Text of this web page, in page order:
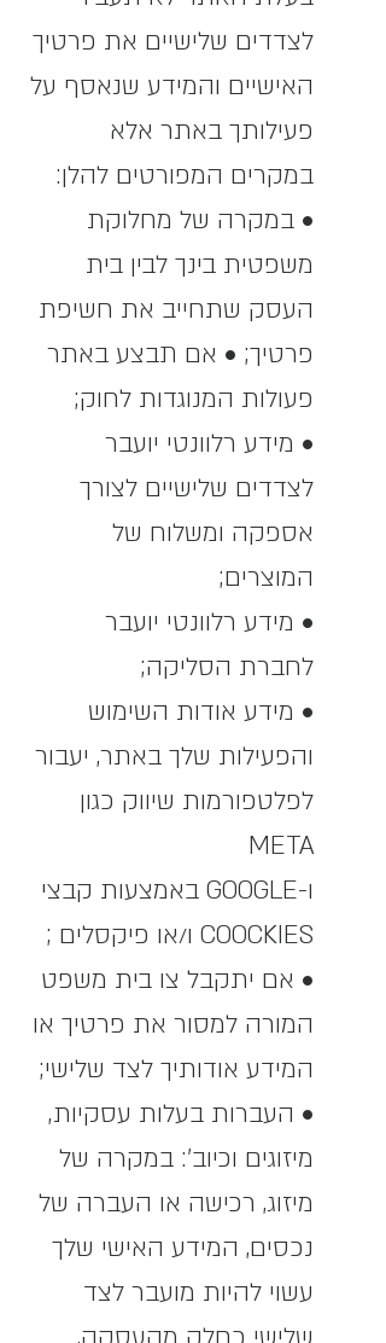
לצדדים שלישיים את פרטיך
האישיים והמידע שנאסף על
פעילותך באתר אלא
במקרים המפורטים להלן:
• במקרה של מחלוקת
משפטית בינך לבין בית
העסק שתחייב את חשיפת
פרטיך; • אם תבצע באתר
פעולות המנוגדות לחוק;
• מידע רלוונטי יועבר
לצדדים שלישיים לצורך
אספקה ומשלוח של
המוצרים;
• מידע רלוונטי יועבר
לחברת הסליקה;
• מידע אודות השימוש
והפעילות שלך באתר, יעבור
לפלטפורמות שיווק כגון
META
ו-GOOGLE באמצעות קבצי
COOCKIES ו/או פיקסלים ;
• אם יתקבל צו בית משפט
המורה למסור את פרטיך או
המידע אודותיך לצד שלישי;
• העברות בעלות עסקיות,
מיזוגים וכיוב': במקרה של
מיזוג, רכישה או העברה של
נכסים, המידע האישי שלך
עשוי להיות מועבר לצד